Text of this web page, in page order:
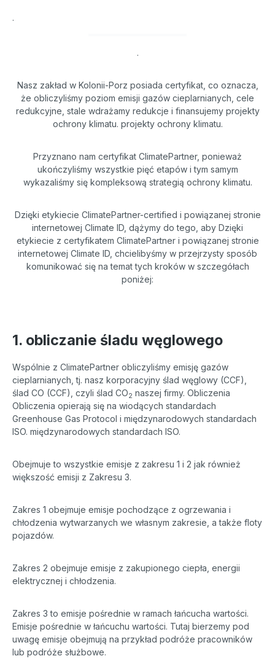
.
.
Nasz zakład w Kolonii-Porz posiada certyfikat, co oznacza,
że obliczyliśmy poziom emisji gazów cieplarnianych, cele
redukcyjne, stale wdrażamy redukcje i finansujemy projekty
ochrony klimatu. projekty ochrony klimatu.
Przyznano nam certyfikat ClimatePartner, ponieważ
ukończyliśmy wszystkie pięć etapów i tym samym
wykazaliśmy się kompleksową strategią ochrony klimatu.
Dzięki etykiecie ClimatePartner-certified i powiązanej stronie
internetowej Climate ID, dążymy do tego, aby Dzięki
etykiecie z certyfikatem ClimatePartner i powiązanej stronie
internetowej Climate ID, chcielibyśmy w przejrzysty sposób
komunikować się na temat tych kroków w szczegółach
poniżej:
1. obliczanie śladu węglowego
Wspólnie z ClimatePartner obliczyliśmy emisję gazów
cieplarnianych, tj. nasz korporacyjny ślad węglowy (CCF),
ślad CO (CCF), czyli ślad CO2 naszej firmy. Obliczenia
Obliczenia opierają się na wiodących standardach
Greenhouse Gas Protocol i międzynarodowych standardach
ISO. międzynarodowych standardach ISO.
Obejmuje to wszystkie emisje z zakresu 1 i 2 jak również
większość emisji z Zakresu 3.
Zakres 1 obejmuje emisje pochodzące z ogrzewania i
chłodzenia wytwarzanych we własnym zakresie, a także floty
pojazdów.
Zakres 2 obejmuje emisje z zakupionego ciepła, energii
elektrycznej i chłodzenia.
Zakres 3 to emisje pośrednie w ramach łańcucha wartości.
Emisje pośrednie w łańcuchu wartości. Tutaj bierzemy pod
uwagę emisje obejmują na przykład podróże pracowników
lub podróże służbowe.